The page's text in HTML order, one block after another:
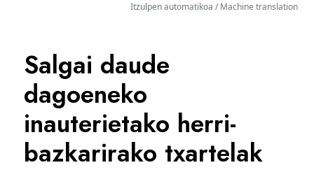
Itzulpen automatikoa / Machine translation
Salgai daude
dagoeneko
inauterietako herri-
bazkarirako txartelak